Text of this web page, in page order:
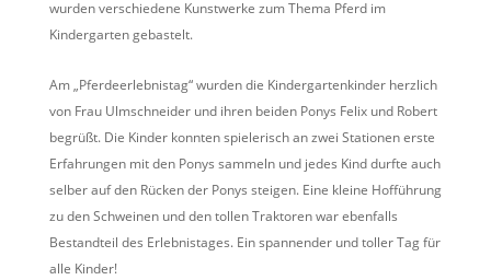
wurden verschiedene Kunstwerke zum Thema Pferd im
Kindergarten gebastelt.
Am „Pferdeerlebnistag“ wurden die Kindergartenkinder herzlich
von Frau Ulmschneider und ihren beiden Ponys Felix und Robert
begrüßt. Die Kinder konnten spielerisch an zwei Stationen erste
Erfahrungen mit den Ponys sammeln und jedes Kind durfte auch
selber auf den Rücken der Ponys steigen. Eine kleine Hofführung
zu den Schweinen und den tollen Traktoren war ebenfalls
Bestandteil des Erlebnistages. Ein spannender und toller Tag für
alle Kinder!